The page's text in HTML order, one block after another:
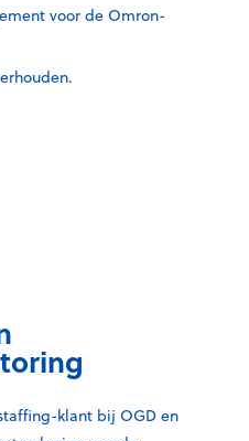
voor de Omron-
klant bij OGD en